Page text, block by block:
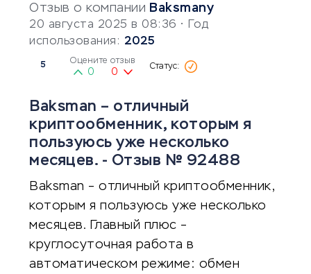
Отзыв о компании Baksmany
20 августа 2025 в 08:36 • Год
использования: 2025
5 Оцените отзыв
0 0
Baksman – отличный
криптообменник, которым я
пользуюсь уже несколько
месяцев. - Отзыв № 92488
Baksman – отличный криптообменник,
которым я пользуюсь уже несколько
месяцев. Главный плюс –
круглосуточная работа в
автоматическом режиме: обмен